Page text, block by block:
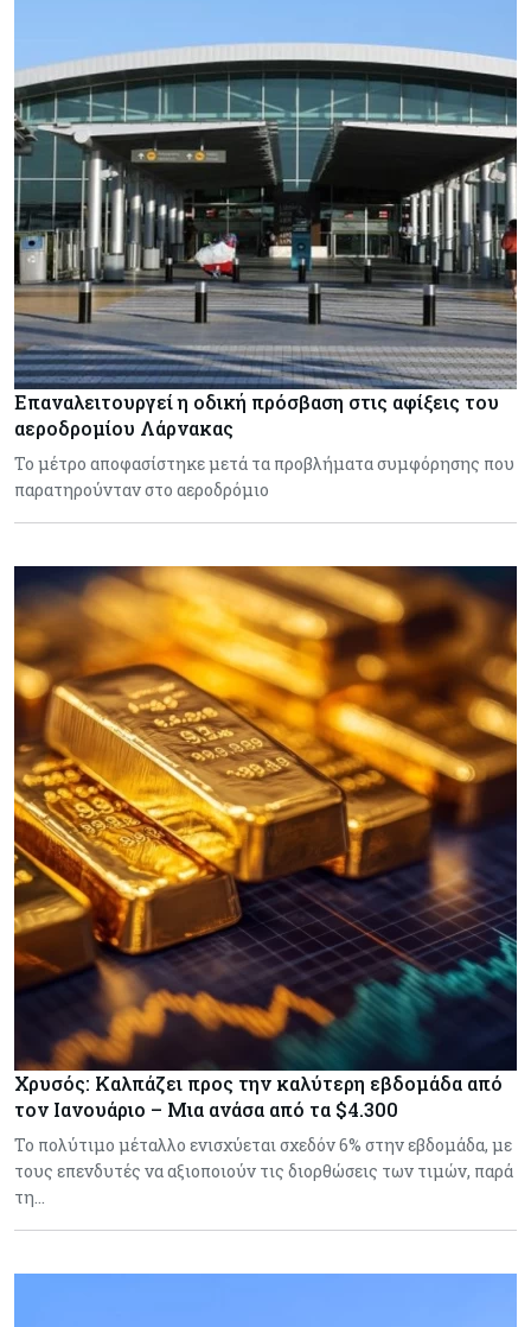
Επαναλειτουργεί η οδική πρόσβαση στις αφίξεις του
αεροδρομίου Λάρνακας
Το μέτρο αποφασίστηκε μετά τα προβλήματα συμφόρησης που
παρατηρούνταν στο αεροδρόμιο
Χρυσός: Καλπάζει προς την καλύτερη εβδομάδα από
τον Ιανουάριο – Μια ανάσα από τα $4.300
Το πολύτιμο μέταλλο ενισχύεται σχεδόν 6% στην εβδομάδα, με
τους επενδυτές να αξιοποιούν τις διορθώσεις των τιμών, παρά
τη…